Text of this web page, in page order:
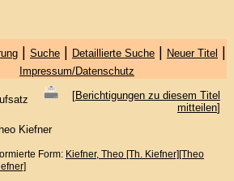
| Suche| Detaillierte Suche| Neuer Titel |
Impressum/Datenschutz
[Berichtigungen zu diesem Titel
mitteilen]
Kiefner
Form: Kiefner, Theo [Th. Kiefner][Theo